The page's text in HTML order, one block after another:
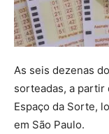
As seis dezenas
sorteadas, a partir
Espaço da Sorte,
em São Paulo.